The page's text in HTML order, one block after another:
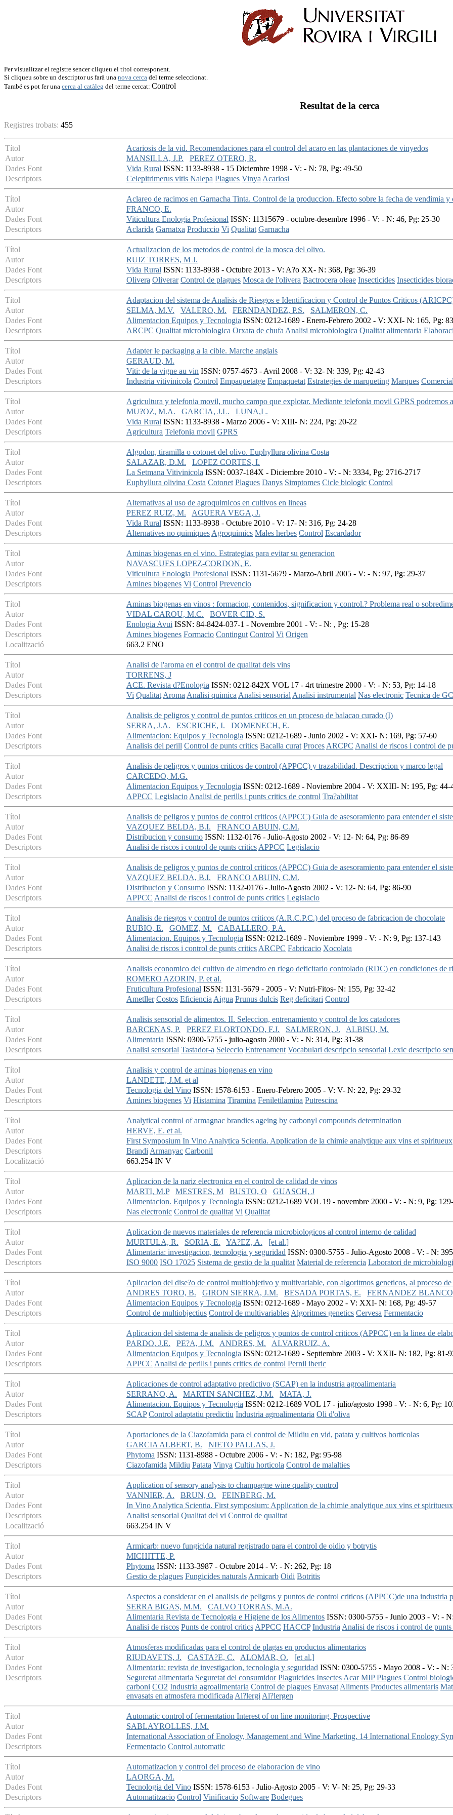
Per visualitzar el registre sencer cliqueu el títol corresponent.
Si cliqueu sobre un descriptor us farà una nova cerca del terme seleccionat.
També es pot fer una cerca al catàleg del terme cercat: Control
Resultat de la cerca
Registres trobats: 455
Títol
Acariosis de la vid. Recomendaciones para el control del acaro en las plantaciones de vinyedos
Autor
MANSILLA, J.P.
PEREZ OTERO, R.
Dades Font
Vida Rural ISSN: 1133-8938 - 15 Diciembre 1998 - V: - N: 78, Pg: 49-50
Descriptors
Celepitrimerus vitis Nalepa Plagues VinyaAcariosi
Títol
Aclareo de racimos en Garnacha Tinta. Control de la produccion. Efecto sobre la fecha de vendimia
Autor
FRANCO, E.
Dades Font
Viticultura Enologia Profesional ISSN: 11315679 - octubre-desembre 1996 - V: - N: 46, Pg: 25-30
Descriptors
Aclarida Garnatxa Produccio Vi Qualitat Garnacha
Títol
Actualizacion de los metodos de control de la mosca del olivo.
Autor
RUIZ TORRES, M J.
Dades Font
Vida Rural ISSN: 1133-8938 - Octubre 2013 - V: A?o XX- N: 368, Pg: 36-39
Descriptors
Olivera Oliverar Control de plagues Mosca de l'olivera Bactrocera oleae Insecticides Insecticides
Títol
Adaptacion del sistema de Analisis de Riesgos e Identificacion y Control de Puntos Criticos
Autor
SELMA, M.V. VALERO, M. FERNDANDEZ, P.S.
SALMERON, C.
Dades Font
Alimentacion Equipos y Tecnologia ISSN: 0212-1689 - Enero-Febrero 2002 - V: XXI- N: 165, Pg:
Descriptors
ARCPC Qualitat microbiologica Orxata de chufaAnalisi microbiologica Qualitat alimentaria
Títol
Adapter le packaging a la cible. Marche anglais
Autor
GERAUD, M.
Dades Font
Viti: de la vigne au vin ISSN: 0757-4673 - Avril 2008 - V: 32- N: 339, Pg: 42-43
Descriptors
Industria vitivinicola Control Empaquetatge Empaquetat Estrategies de marqueting Marques
Títol
Agricultura y telefonia movil, mucho campo que explotar. Mediante telefonia movil GPRS podremos
Autor
MU?OZ, M.A. GARCIA, J.L.
LUNA,L.
Dades Font
Vida Rural ISSN: 1133-8938 - Marzo 2006 - V: XIII- N: 224, Pg: 20-22
Descriptors
Agricultura Telefonia movil GPRS
Títol
Algodon, tiramilla o cotonet del olivo. Euphyllura olivina Costa
Autor
SALAZAR, D.M.
LOPEZ CORTES, I.
Dades Font
La Setmana Vitivinicola ISSN: 0037-184X - Diciembre 2010 - V: - N: 3334, Pg: 2716-2717
Descriptors
Euphyllura olivina Costa Cotonet Plagues Danys Simptomes Cicle biologic Control
Títol
Alternativas al uso de agroquimicos en cultivos en lineas
Autor
PEREZ RUIZ, M.
AGUERA VEGA, J.
Dades Font
Vida Rural ISSN: 1133-8938 - Octubre 2010 - V: 17- N: 316, Pg: 24-28
Descriptors
Alternatives no quimiquesAgroquimics Males herbes Control Escardador
Títol
Aminas biogenas en el vino. Estrategias para evitar su generacion
Autor
NAVASCUES LOPEZ-CORDON, E.
Dades Font
Viticultura Enologia Profesional ISSN: 1131-5679 - Marzo-Abril 2005 - V: - N: 97, Pg: 29-37
Descriptors
Amines biogenes Vi Control Prevencio
Títol
Aminas biogenas en vinos : formacion, contenidos, significacion y control.? Problema real o
Autor
VIDAL CAROU, M.C.
BOVER CID, S.
Dades Font
Enologia Avui ISSN: 84-8424-037-1 - Novembre 2001 - V: - N: , Pg: 15-28
Descriptors
Amines biogenes Formacio Contingut Control Vi Origen
Localització
663.2 ENO
Títol
Analisi de l'aroma en el control de qualitat dels vins
Autor
TORRENS, J
Dades Font
ACE. Revista d?Enologia ISSN: 0212-842X VOL 17 - 4rt trimestre 2000 - V: - N: 53, Pg: 14-18
Descriptors
Vi QualitatAromaAnalisi quimicaAnalisi sensorialAnalisi instrumental Nas electronic Tecnica de
Títol
Analisis de peligros y control de puntos criticos en un proceso de balacao curado (I)
Autor
SERRA, J.A. ESCRICHE, I.
DOMENECH, E.
Dades Font
Alimentacion: Equipos y Tecnologia ISSN: 0212-1689 - Junio 2002 - V: XXI- N: 169, Pg: 57-60
Descriptors
Analisis del perill Control de punts critics Bacalla curat ProcesARCPC Analisi de riscos i control de
Títol
Analisis de peligros y puntos criticos de control (APPCC) y trazabilidad. Descripcion y marco legal
Autor
CARCEDO, M.G.
Dades Font
Alimentacion Equipos y Tecnologia ISSN: 0212-1689 - Noviembre 2004 - V: XXIII- N: 195, Pg: 44-
Descriptors
APPCC LegislacioAnalisi de perills i punts critics de control Tra?abilitat
Títol
Analisis de peligros y puntos de control criticos (APPCC) Guia de asesoramiento para entender el
Autor
VAZQUEZ BELDA, B.I.
FRANCO ABUIN, C.M.
Dades Font
Distribucion y consumo ISSN: 1132-0176 - Julio-Agosto 2002 - V: 12- N: 64, Pg: 86-89
Descriptors
Analisi de riscos i control de punts criticsAPPCC Legislacio
Títol
Analisis de peligros y puntos de control criticos (APPCC) Guia de asesoramiento para entender el
Autor
VAZQUEZ BELDA, B.I.
FRANCO ABUIN, C.M.
Dades Font
Distribucion y Consumo ISSN: 1132-0176 - Julio-Agosto 2002 - V: 12- N: 64, Pg: 86-90
Descriptors
APPCC Analisi de riscos i control de punts critics Legislacio
Títol
Analisis de riesgos y control de puntos criticos (A.R.C.P.C.) del proceso de fabricacion de chocolate
Autor
RUBIO, E. GOMEZ, M.
CABALLERO, P.A.
Dades Font
Alimentacion. Equipos y Tecnologia ISSN: 0212-1689 - Noviembre 1999 - V: - N: 9, Pg: 137-143
Descriptors
Analisi de riscos i control de punts criticsARCPC Fabricacio Xocolata
Títol
Analisis economico del cultivo de almendro en riego deficitario controlado (RDC) en condiciones de
Autor
ROMERO AZORIN, P. et al.
Dades Font
Fruticultura Profesional ISSN: 1131-5679 - 2005 - V: Nutri-Fitos- N: 155, Pg: 32-42
Descriptors
Ametller Costos EficienciaAigua Prunus dulcis Reg deficitari Control
Títol
Analisis sensorial de alimentos. II. Seleccion, entrenamiento y control de los catadores
Autor
BARCENAS, P. PEREZ ELORTONDO, F.J. SALMERON, J.
ALBISU, M.
Dades Font
Alimentaria ISSN: 0300-5755 - julio-agosto 2000 - V: - N: 314, Pg: 31-38
Descriptors
Analisi sensorial Tastador-a Seleccio Entrenament Vocabulari descripcio sensorial Lexic descripcio
Títol
Analisis y control de aminas biogenas en vino
Autor
LANDETE, J.M. et al
Dades Font
Tecnologia del Vino ISSN: 1578-6153 - Enero-Febrero 2005 - V: V- N: 22, Pg: 29-32
Descriptors
Amines biogenes Vi Histamina Tiramina Feniletilamina Putrescina
Títol
Analytical control of armagnac brandies ageing by carbonyl compounds determination
Autor
HERVE, E. et al.
Dades Font
First Symposium In Vino Analytica Scientia. Application de la chimie analytique aux vins et spiritueux
Descriptors
BrandiArmanyac Carbonil
Localització
663.254 IN V
Títol
Aplicacion de la nariz electronica en el control de calidad de vinos
Autor
MARTI, M.P MESTRES, M BUSTO, O
GUASCH, J
Dades Font
Alimentacion. Equipos y Tecnologia ISSN: 0212-1689 VOL 19 - novembre 2000 - V: - N: 9, Pg:
Descriptors
Nas electronic Control de qualitat Vi Qualitat
Títol
Aplicacion de nuevos materiales de referencia microbiologicos al control interno de calidad
Autor
MURTULA, R. SORIA, E. YA?EZ, A.
[et al.]
Dades Font
Alimentaria: investigacion, tecnologia y seguridad ISSN: 0300-5755 - Julio-Agosto 2008 - V: - N:
Descriptors
ISO 9000 ISO 17025 Sistema de gestio de la qualitat Material de referencia Laboratori de
Títol
Aplicacion del dise?o de control multiobjetivo y multivariable, con algoritmos geneticos, al proceso
Autor
ANDRES TORO, B. GIRON SIERRA, J.M. BESADA PORTAS, E. FERNANDEZ
Dades Font
Alimentacion Equipos y Tecnologia ISSN: 0212-1689 - Mayo 2002 - V: XXI- N: 168, Pg: 49-57
Descriptors
Control de multiobjectius Control de multivariablesAlgoritmes genetics Cervesa Fermentacio
Títol
Aplicacion del sistema de analisis de peligros y puntos de control criticos (APPCC) en la linea de
Autor
PARDO, J.E. PE?A, J.M. ANDRES, M.
ALVARRUIZ, A.
Dades Font
Alimentacion Equipos y Tecnologia ISSN: 0212-1689 - Septiembre 2003 - V: XXII- N: 182, Pg: 81-
Descriptors
APPCC Analisi de perills i punts critics de control Pernil iberic
Títol
Aplicaciones de control adaptativo predictivo (SCAP) en la industria agroalimentaria
Autor
SERRANO, A. MARTIN SANCHEZ, J.M.
MATA, J.
Dades Font
Alimentacion. Equipos y Tecnologia ISSN: 0212-1689 VOL 17 - julio/agosto 1998 - V: - N: 6, Pg:
Descriptors
SCAP Control adaptatiu predictiu Industria agroalimentaria Oli d'oliva
Títol
Aportaciones de la Ciazofamida para el control de Mildiu en vid, patata y cultivos horticolas
Autor
GARCIA ALBERT, B.
NIETO PALLAS, J.
Dades Font
Phytoma ISSN: 1131-8988 - Octubre 2006 - V: - N: 182, Pg: 95-98
Descriptors
Ciazofamida Mildiu Patata Vinya Cultiu horticola Control de malalties
Títol
Application of sensory analysis to champagne wine quality control
Autor
VANNIER, A. BRUN, O.
FEINBERG, M.
Dades Font
In Vino Analytica Scientia. First symposium: Application de la chimie analytique aux vins et spiritueux
Descriptors
Analisi sensorial Qualitat del vi Control de qualitat
Localització
663.254 IN V
Títol
Armicarb: nuevo fungicida natural registrado para el control de oidio y botrytis
Autor
MICHITTE, P.
Dades Font
Phytoma ISSN: 1133-3987 - Octubre 2014 - V: - N: 262, Pg: 18
Descriptors
Gestio de plagues Fungicides naturalsArmicarb Oidi Botritis
Títol
Aspectos a considerar en el analisis de peligros y puntos de control criticos (APPCC)de una industria
Autor
SERRA BIGAS, M.M.
CALVO TORRAS, M.A.
Dades Font
Alimentaria Revista de Tecnologia e Higiene de los Alimentos ISSN: 0300-5755 - Junio 2003 - V: -
Descriptors
Analisi de riscos Punts de control criticsAPPCC HACCP IndustriaAnalisi de riscos i control de
Títol
Atmosferas modificadas para el control de plagas en productos alimentarios
Autor
RIUDAVETS, J. CASTA?E, C. ALOMAR, O.
[et al.]
Dades Font
Alimentaria: revista de investigacion, tecnologia y seguridad ISSN: 0300-5755 - Mayo 2008 - V: - N:
Descriptors
Seguretat alimentaria Seguretat del consumidor Plaguicides InsectesAcar MIP Plagues Control
carboni CO2 Industria agroalimentaria Control de plagues EnvasatAliments Productes alimentaris
envasats en atmosfera modificadaAl?lergiAl?lergen
Títol
Automatic control of fermentation Interest of on line monitoring, Prospective
Autor
SABLAYROLLES, J.M.
Dades Font
International Association of Enology, Management and Wine Marketing. 14 International Enology
Descriptors
Fermentacio Control automatic
Títol
Automatizacion y control del proceso de elaboracion de vino
Autor
LAORGA, M.
Dades Font
Tecnologia del Vino ISSN: 1578-6153 - Julio-Agosto 2005 - V: V- N: 25, Pg: 29-33
Descriptors
Automatitzacio Control Vinificacio Software Bodegues